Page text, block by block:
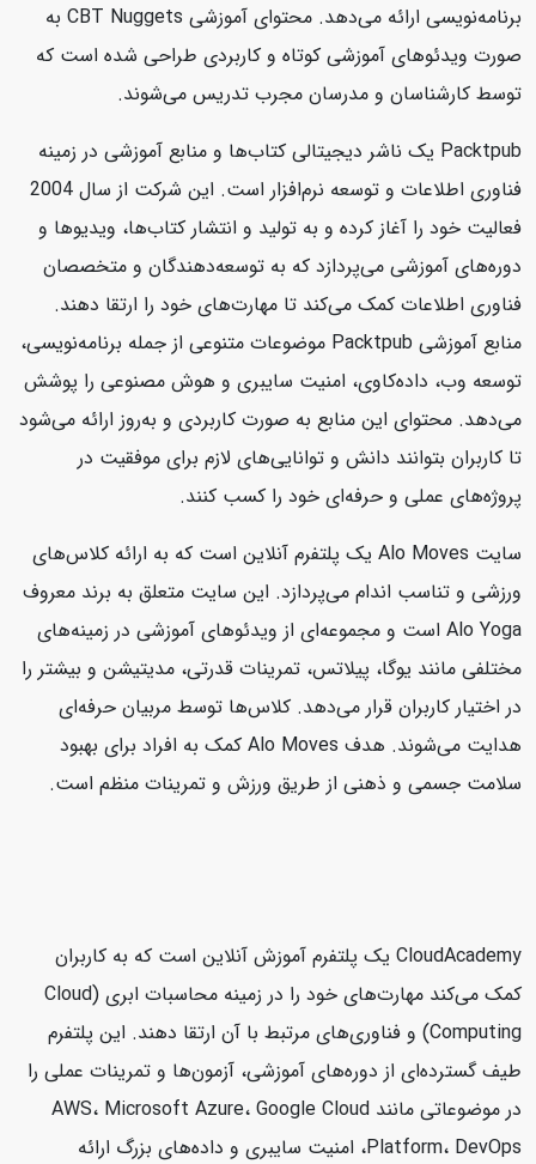
برنامه‌نویسی ارائه می‌دهد. محتوای آموزشی CBT Nuggets به
صورت ویدئوهای آموزشی کوتاه و کاربردی طراحی شده است که
توسط کارشناسان و مدرسان مجرب تدریس می‌شوند.
Packtpub یک ناشر دیجیتالی کتاب‌ها و منابع آموزشی در زمینه
فناوری اطلاعات و توسعه نرم‌افزار است. این شرکت از سال 2004
فعالیت خود را آغاز کرده و به تولید و انتشار کتاب‌ها، ویدیوها و
دوره‌های آموزشی می‌پردازد که به توسعه‌دهندگان و متخصصان
فناوری اطلاعات کمک می‌کند تا مهارت‌های خود را ارتقا دهند.
منابع آموزشی Packtpub موضوعات متنوعی از جمله برنامه‌نویسی،
توسعه وب، داده‌کاوی، امنیت سایبری و هوش مصنوعی را پوشش
می‌دهد. محتوای این منابع به صورت کاربردی و به‌روز ارائه می‌شود
تا کاربران بتوانند دانش و توانایی‌های لازم برای موفقیت در
پروژه‌های عملی و حرفه‌ای خود را کسب کنند.
سایت Alo Moves یک پلتفرم آنلاین است که به ارائه کلاس‌های
ورزشی و تناسب اندام می‌پردازد. این سایت متعلق به برند معروف
Alo Yoga است و مجموعه‌ای از ویدئوهای آموزشی در زمینه‌های
مختلفی مانند یوگا، پیلاتس، تمرینات قدرتی، مدیتیشن و بیشتر را
در اختیار کاربران قرار می‌دهد. کلاس‌ها توسط مربیان حرفه‌ای
هدایت می‌شوند. هدف Alo Moves کمک به افراد برای بهبود
سلامت جسمی و ذهنی از طریق ورزش و تمرینات منظم است.
CloudAcademy یک پلتفرم آموزش آنلاین است که به کاربران
کمک می‌کند مهارت‌های خود را در زمینه محاسبات ابری (Cloud
Computing) و فناوری‌های مرتبط با آن ارتقا دهند. این پلتفرم
طیف گسترده‌ای از دوره‌های آموزشی، آزمون‌ها و تمرینات عملی را
در موضوعاتی مانند AWS، Microsoft Azure، Google Cloud
Platform، DevOps، امنیت سایبری و داده‌های بزرگ ارائه